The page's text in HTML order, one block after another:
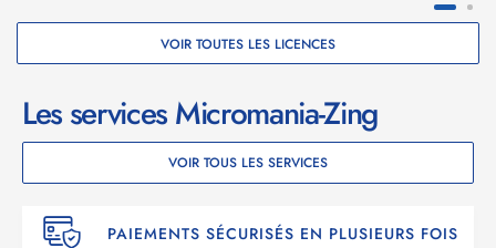
VOIR TOUTES LES LICENCES
Les services Micromania-Zing
VOIR TOUS LES SERVICES
PAIEMENTS SÉCURISÉS EN PLUSIEURS FOIS